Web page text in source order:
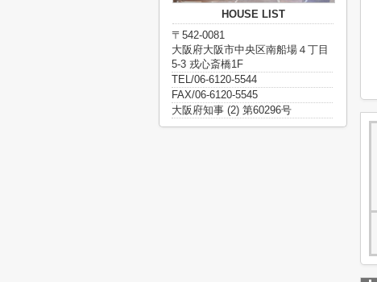
HOUSE LIST
〒542-0081
大阪府大阪市中央区南船場４丁目
5-3 戎心斎橋1F
TEL/06-6120-5544
FAX/06-6120-5545
大阪府知事 (2) 第60296号